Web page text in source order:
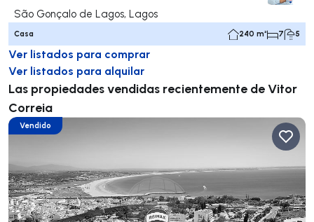
São Gonçalo de Lagos, Lagos
Casa 240 m² 7 5
Ver listados para comprar
Ver listados para alquilar
Las propiedades vendidas recientemente de Vitor
Correia
Vendido